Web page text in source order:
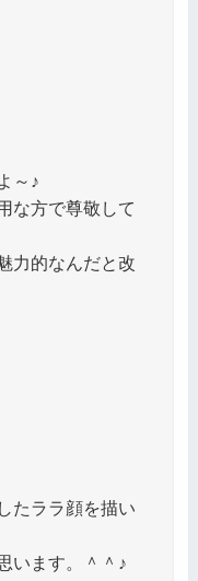
～♪
な方で尊敬して
力的なんだと改
たララ顔を描い
います。＾＾♪